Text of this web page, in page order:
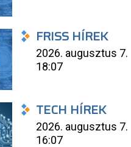
FRISS HÍREK
2026. augusztus 7.
18:07
TECH HÍREK
2026. augusztus 7.
16:07